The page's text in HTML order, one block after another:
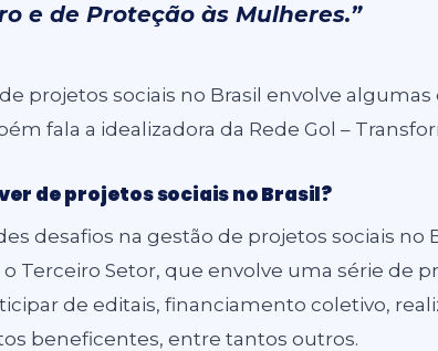
e de Proteção às Mulheres.”
projetos sociais no Brasil envolve
fala a idealizadora da Rede Gol –
de projetos sociais no Brasil?
desafios na gestão de projetos sociais no
Terceiro Setor, que envolve uma série de
de editais, financiamento coletivo,
beneficentes, entre tantos outros.